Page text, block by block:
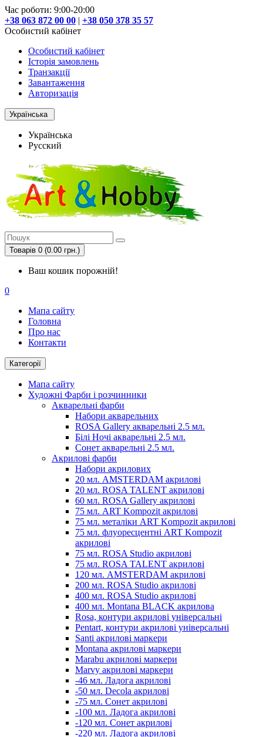
Час роботи: 9:00-20:00
+38 063 872 00 00 | +38 050 378 35 57
Особистий кабінет
Особистий кабінет
Історія замовлень
Транзакції
Завантаження
Авторизація
Українська
Українська
Русский
Товарів 0 (0.00 грн.)
Ваш кошик порожній!
0
Мапа сайту
Головна
Про нас
Контакти
Категорії
Мапа сайту
Художні Фарби і розчинники
Акварельні фарби
Набори акварельних
ROSA Gallery акварельні 2.5 мл.
Білі Ночі акварельні 2.5 мл.
Сонет акварельні 2.5 мл.
Акрилові фарби
Набори акрилових
20 мл. AMSTERDAM акрилові
20 мл. ROSA TALENT акрилові
60 мл. ROSA Gallery акрилові
75 мл. ART Kompozit акрилові
75 мл. металіки ART Kompozit акрилові
75 мл. флуоресцентні ART Kompozit
акрилові
75 мл. ROSA Studio акрилові
75 мл. ROSA TALENT акрилові
120 мл. AMSTERDAM акрилові
200 мл. ROSA Studio акрилові
400 мл. ROSA Studio акрилові
400 мл. Montana BLACK акрилова
Rosa, контури акрилові універсальні
Pentart, контури акрилові універсальні
Santi акрилові маркери
Montana акрилові маркери
Marabu акрилові маркери
Marvy акрилові маркери
-46 мл. Ладога акрилові
-50 мл. Decola акрилові
-75 мл. Сонет акрилові
-100 мл. Ладога акрилові
-120 мл. Сонет акрилові
-220 мл. Ладога акрилові